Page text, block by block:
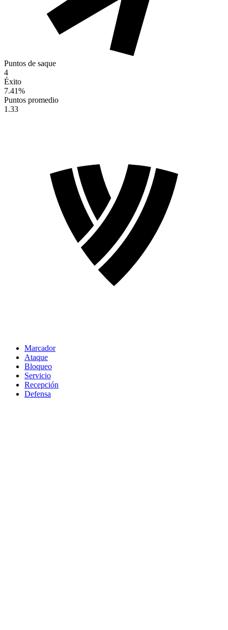
Puntos de saque
4
Éxito
7.41%
Puntos promedio
1.33
Marcador
Ataque
Bloqueo
Servicio
Recepción
Defensa